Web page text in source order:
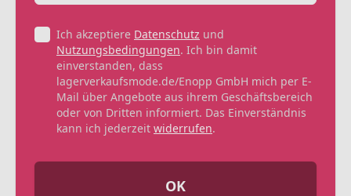
Ich akzeptiere Datenschutz und
Nutzungsbedingungen. Ich bin damit
einverstanden, dass
lagerverkaufsmode.de/Enopp GmbH mich per E-
Mail über Angebote aus ihrem Geschäftsbereich
oder von Dritten informiert. Das Einverständnis
kann ich jederzeit widerrufen.
OK